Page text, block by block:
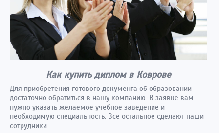
Как купить диплом в Коврове
Для приобретения готового документа об образовании
достаточно обратиться в нашу компанию. В заявке вам
нужно указать желаемое учебное заведение и
необходимую специальность. Все остальное сделают наши
сотрудники.